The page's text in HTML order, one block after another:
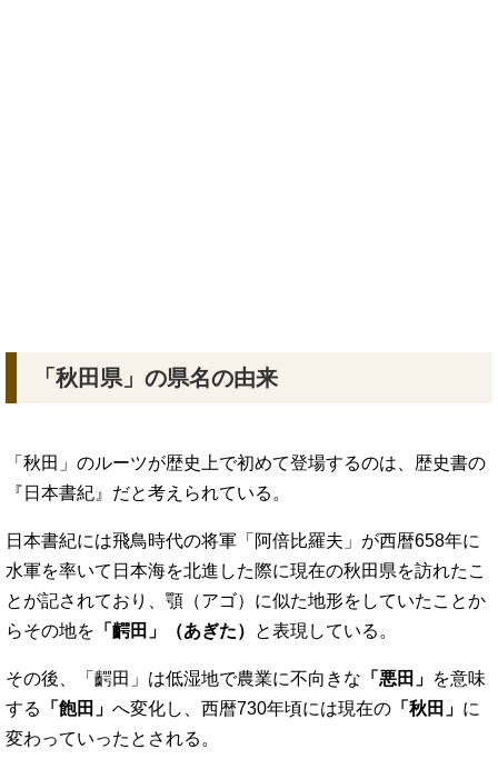
「秋田県」の県名の由来
「秋田」のルーツが歴史上で初めて登場するのは、歴史書の
『日本書紀』だと考えられている。
日本書紀には飛鳥時代の将軍「阿倍比羅夫」が西暦658年に
水軍を率いて日本海を北進した際に現在の秋田県を訪れたこ
とが記されており、顎（アゴ）に似た地形をしていたことか
らその地を 「齶田」（あぎた） と表現している。
その後、「齶田」は低湿地で農業に不向きな 「悪田」 を意味
する
「飽田」 へ変化し、西暦730年頃には現在の 「秋田」 に
変わっていったとされる。